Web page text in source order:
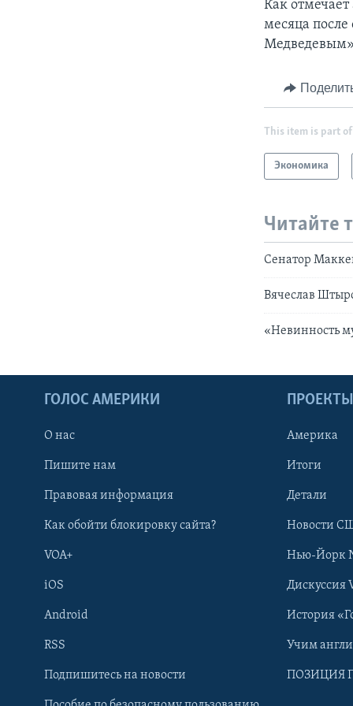
Learning English
Как отмечает
месяца после
This item is part of
Экономика
Читайте
Сенатор
Вячеслав
«Невинность
ГОЛОС АМЕРИКИ
О нас
Пишите нам
Правовая информация
Как обойти блокировку сайта?
VOA+
iOS
Android
RSS
Подпишитесь на новости
ПРОЕКТЫ
Америка
Итоги
Детали
Новости
Нью-Йорк
Дискуссия
История
Учим
ПОЗИЦИЯ